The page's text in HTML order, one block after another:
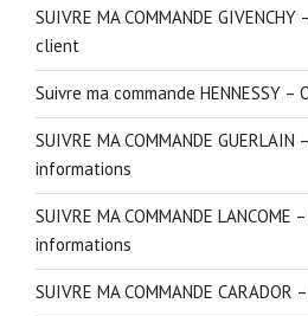
SUIVRE MA COMMANDE
client
Suivre ma commande HENNESSY
SUIVRE MA COMMANDE
informations
SUIVRE MA COMMANDE LANCOME
informations
SUIVRE MA COMMANDE